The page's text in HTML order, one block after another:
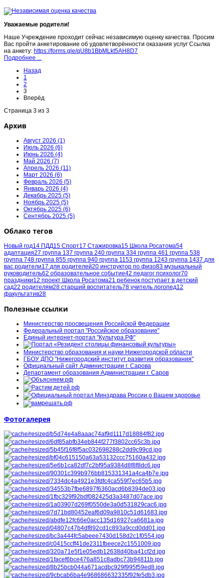
Уважаемые родители!
Наше Учреждение проходит сейчас независимую оценку качества. Просим
Вас пройти анкетирование об удовлетворённости оказания услуг Ссылка
на анкету: https://forms.gle/qU8b1BbMLkt5AH8D7
Подробнее ...
Назад
1
2
3
Вперёд
Страница 3 из 3
Архив
Август 2026 (1)
Июль 2026 (6)
Июнь 2026 (4)
Май 2026 (7)
Апрель 2026 (11)
Март 2026 (6)
Февраль 2026 (5)
Январь 2026 (4)
Декабрь 2025 (5)
Ноябрь 2025 (5)
Октябрь 2025 (6)
Сентябрь 2025 (5)
Облако тегов
Новый год14 ПДД15 Спорт17 Стажировка15 Школа Росатома54
адаптация27 группа 137 группа 240 группа 334 группа 461 группа 538
группа 748 группа 855 группа 940 группа 1153 группа 1243 группа 1437 для
вас родители17 для родителей20 инструктор по физо83 музыкальный
руководитель62 образовательное событие42 педагог психолог70
праздники12 проект Школа Росатома21 ребенок поступает в детский
сад22 родителям28 старший воспитатель78 учитель логопед12
факультатив28
Полезные ссылки
Министерство просвещения Российской Федерации
Федеральный портал "Российское образование"
Единый интернет-портал "Культура.РФ"
Министерство образования и науки Нижегородской области
ГБОУ ДПО "Нижегородский институт развития образования"
Официальный сайт Администрации г. Сарова
Департамент образования Администрации г. Саров
Фотогалерея